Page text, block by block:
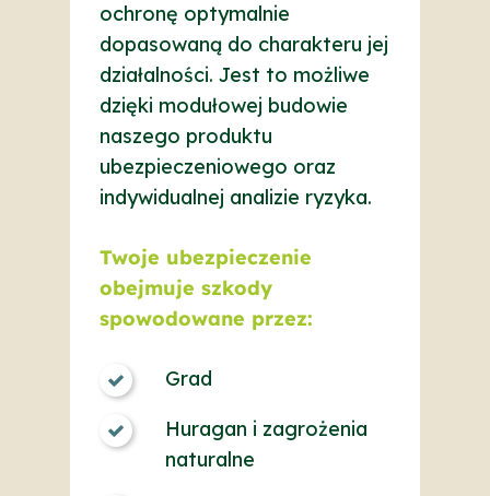
ochronę optymalnie
dopasowaną do charakteru jej
działalności. Jest to możliwe
dzięki modułowej budowie
naszego produktu
ubezpieczeniowego oraz
indywidualnej analizie ryzyka.
Twoje ubezpieczenie
obejmuje szkody
spowodowane przez:
Grad
Huragan i zagrożenia
naturalne